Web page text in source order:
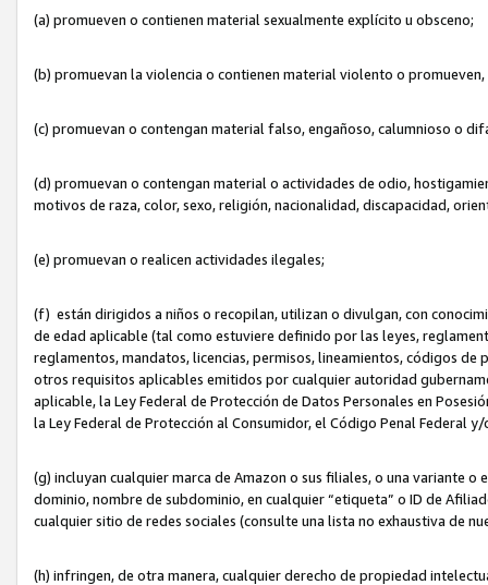
(a) promueven o contienen material sexualmente explícito u obsceno;
(b) promuevan la violencia o contienen material violento o
(c) promuevan o contengan material falso, engañoso, calumnioso o
(d) promuevan o contengan material o actividades de odio,
motivos de raza, color, sexo, religión, nacionalidad, discapacidad,
(e) promuevan o realicen actividades ilegales;
(f) están dirigidos a niños o recopilan, utilizan o divulgan, con
de edad aplicable (tal como estuviere definido por las leyes,
reglamentos, mandatos, licencias, permisos, lineamientos, códigos
otros requisitos aplicables emitidos por cualquier autoridad
aplicable, la Ley Federal de Protección de Datos Personales en
la Ley Federal de Protección al Consumidor, el Código Penal Federal
(g) incluyan cualquier marca de Amazon o sus filiales, o una variante
dominio, nombre de subdominio, en cualquier “etiqueta” o ID de
cualquier sitio de redes sociales (consulte una lista no exhaustiva de
(h) infringen, de otra manera, cualquier derecho de propiedad